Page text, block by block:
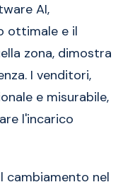
AI,
ottimale e il
zona, dimostra
I venditori,
e misurabile,
l'incarico
cambiamento nel